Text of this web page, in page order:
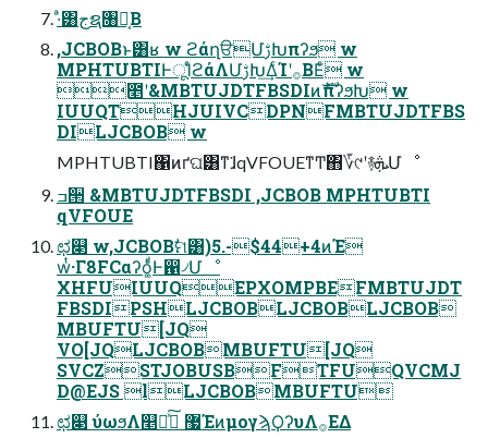
·ͣ͸جຊ৘ใ͔Β
,JCBOBͱ͸ʁ w ϩάղੳՄࢹԽπʔϧ w
MPHTUBTIͰूΊͨϩάΛՄࢹԽ͢ΔͨΊʹ࡞ΒΕͨ w
೥ʹ&MBTUJDTFBSDIͷެࣜπʔϧԽ w
IUUQTHJUIVCDPNFMBTUJDTFBS
DILJCBOB w
MPHTUBTI΁ͷґଘ͸ͳ͘ɺqVFOUEͳͲ΋؆୯ʹ࿈ܞՄೳ
ߏ੒ &MBTUJDTFBSDI ,JCBOB MPHTUBTI
qVFOUE
ಛ௃ w,JCBOBࣗମ͸)5.-$44+4ͷΈ
wͭ·Γ8FCαʔό͚ͩͰ഑৴Մೳ
XHFUIUUQEPXOMPBEFMBTUJDT
FBSDIPSHLJCBOBLJCBOBLJCBOB
MBUFTU[JQ
VO[JQLJCBOBMBUFTU[JQ
SVCZSTJOBUSBFTFUQVCMJ
D@EJS lLJCBOBMBUFTU
ಛ௃ ύωϧΛ௥Ճͯ͠ ޷ΈͷμογϡϘʔυΛ࡞ΕΔ